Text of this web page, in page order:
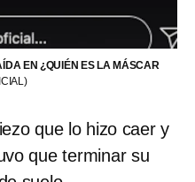
EN ¿QUIÉN ES LA MÁSCAR
que lo hizo caer y
que terminar su